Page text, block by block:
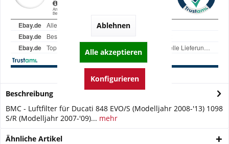
Beschreibung
BMC - Luftfilter für Ducati 848 EVO/S (Modelljahr 2008-'13) 1098
S/R (Modelljahr 2007-'09)... mehr
Ähnliche Artikel
Ablehnen
Alle akzeptieren
Konfigurieren